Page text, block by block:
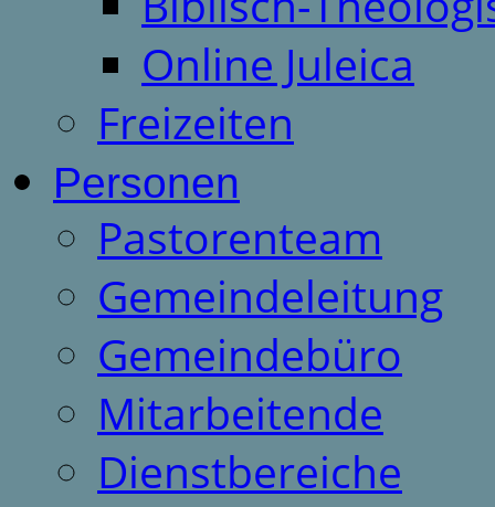
Online Juleica
Freizeiten
Personen
Pastorenteam
Gemeindeleitung
Gemeindebüro
Mitarbeitende
Dienstbereiche